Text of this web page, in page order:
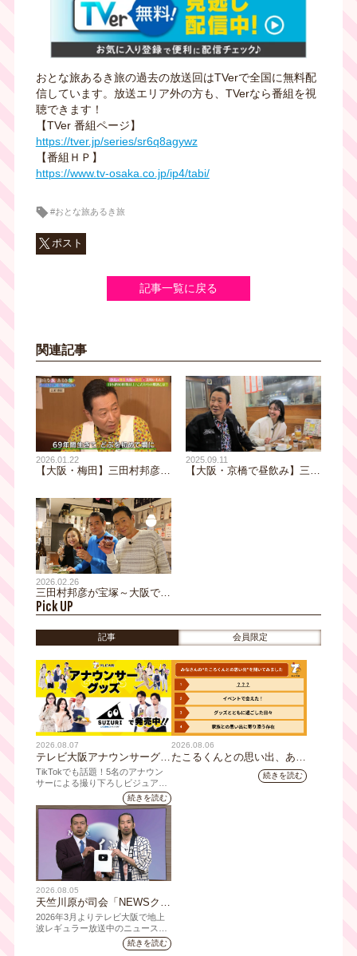
おとな旅あるき旅の過去の放送回はTVerで全国に無料配
信しています。放送エリア外の方も、TVerなら番組を視
聴できます！
【TVer 番組ページ】
https://tver.jp/series/sr6q8agywz
【番組ＨＰ】
https://www.tv-osaka.co.jp/ip4/tabi/
#おとな旅あるき旅
ポスト
記事一覧に戻る
関連記事
2026.01.22
【大阪・梅田】三田村邦彦が
選｜おとな旅後追い旅
2025.09.11
【大阪・京橋で昼飲み】三田
2026.02.26
三田村邦彦が宝塚～大阪でお
とな旅・春の90分SP！究極
のアジフライ、ふぐで立ち飲
み、はみでる鰻重も！三田村
がハマる「すっぱからい」麺
Pick UP
記事 会員限定
2026.08.07
テレビ大阪アナウンサーグッ
ズの新商品 8月8日(土)に発
売！ テーマは「個性全開」5
人それぞれの"らしさ"を詰め
込んだアイテムが登場
TikTokでも話題！5名のアナウン
サーによる撮り下ろしビジュアル
を使用した新グッズを発売続きを読む
2026.08.06
たこるくんとの思い出、あり
ますか？会員のみなさんに聞
続きを読む
2026.08.05
天竺川原が司会「NEWSクラ
イシス」チャンネル登録者数
10万人突破！テレビ大阪の番
組史上最速記録を更新
2026年3月よりテレビ大阪で地上
波レギュラー放送中のニュース番
組「NEWSクライシス」が、この
たび2026年7月12日(日)に、
続きを読む